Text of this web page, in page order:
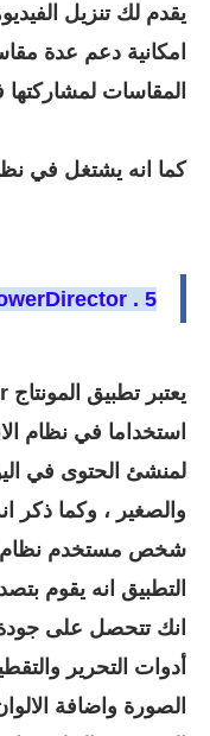
يقدم لك تنزيل
امكانية دعم عدة
المقاسات لمشاركتها
كما انه يشتغل في
5 . PowerDirector
يعتبر تطبيق المونتاج
استخداما في نظام
لمنشئ الحتوى في
شخص مستخدم نظام
انك تتحصل على
أدوات التحرير
الصورة واضافة